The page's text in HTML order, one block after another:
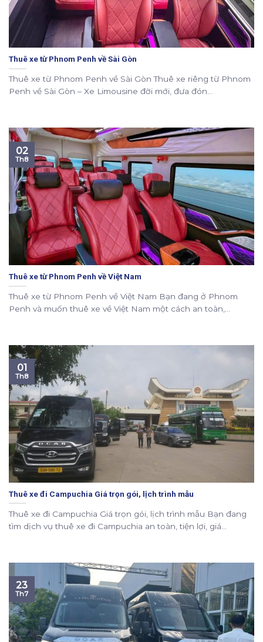
Thuê xe từ Phnom Penh về Sài Gòn
Thuê xe từ Phnom Penh về Sài Gòn Thuê xe riêng từ Phnom
Penh về Sài Gòn – Xe Limousine đời mới, đưa đón...
Thuê xe từ Phnom Penh về Việt Nam
Thuê xe từ Phnom Penh về Việt Nam Bạn đang ở Phnom
Penh và muốn thuê xe về Việt Nam một cách an toàn,...
02
Th8
Thuê xe đi Campuchia Giá trọn gói, lịch trình mẫu
Thuê xe đi Campuchia Giá trọn gói, lịch trình mẫu Bạn đang
tìm dịch vụ thuê xe đi Campuchia an toàn, tiện lợi, giá...
01
Th8
23
Th7